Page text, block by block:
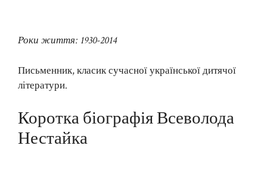
Роки життя: 1930-2014
Письменник, класик сучасної української дитячої
літератури.
Коротка біографія Всеволода
Нестайка